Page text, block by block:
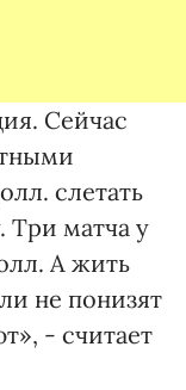
Сейчас
слетать
Три матча у
А жить
не понизят
- считает